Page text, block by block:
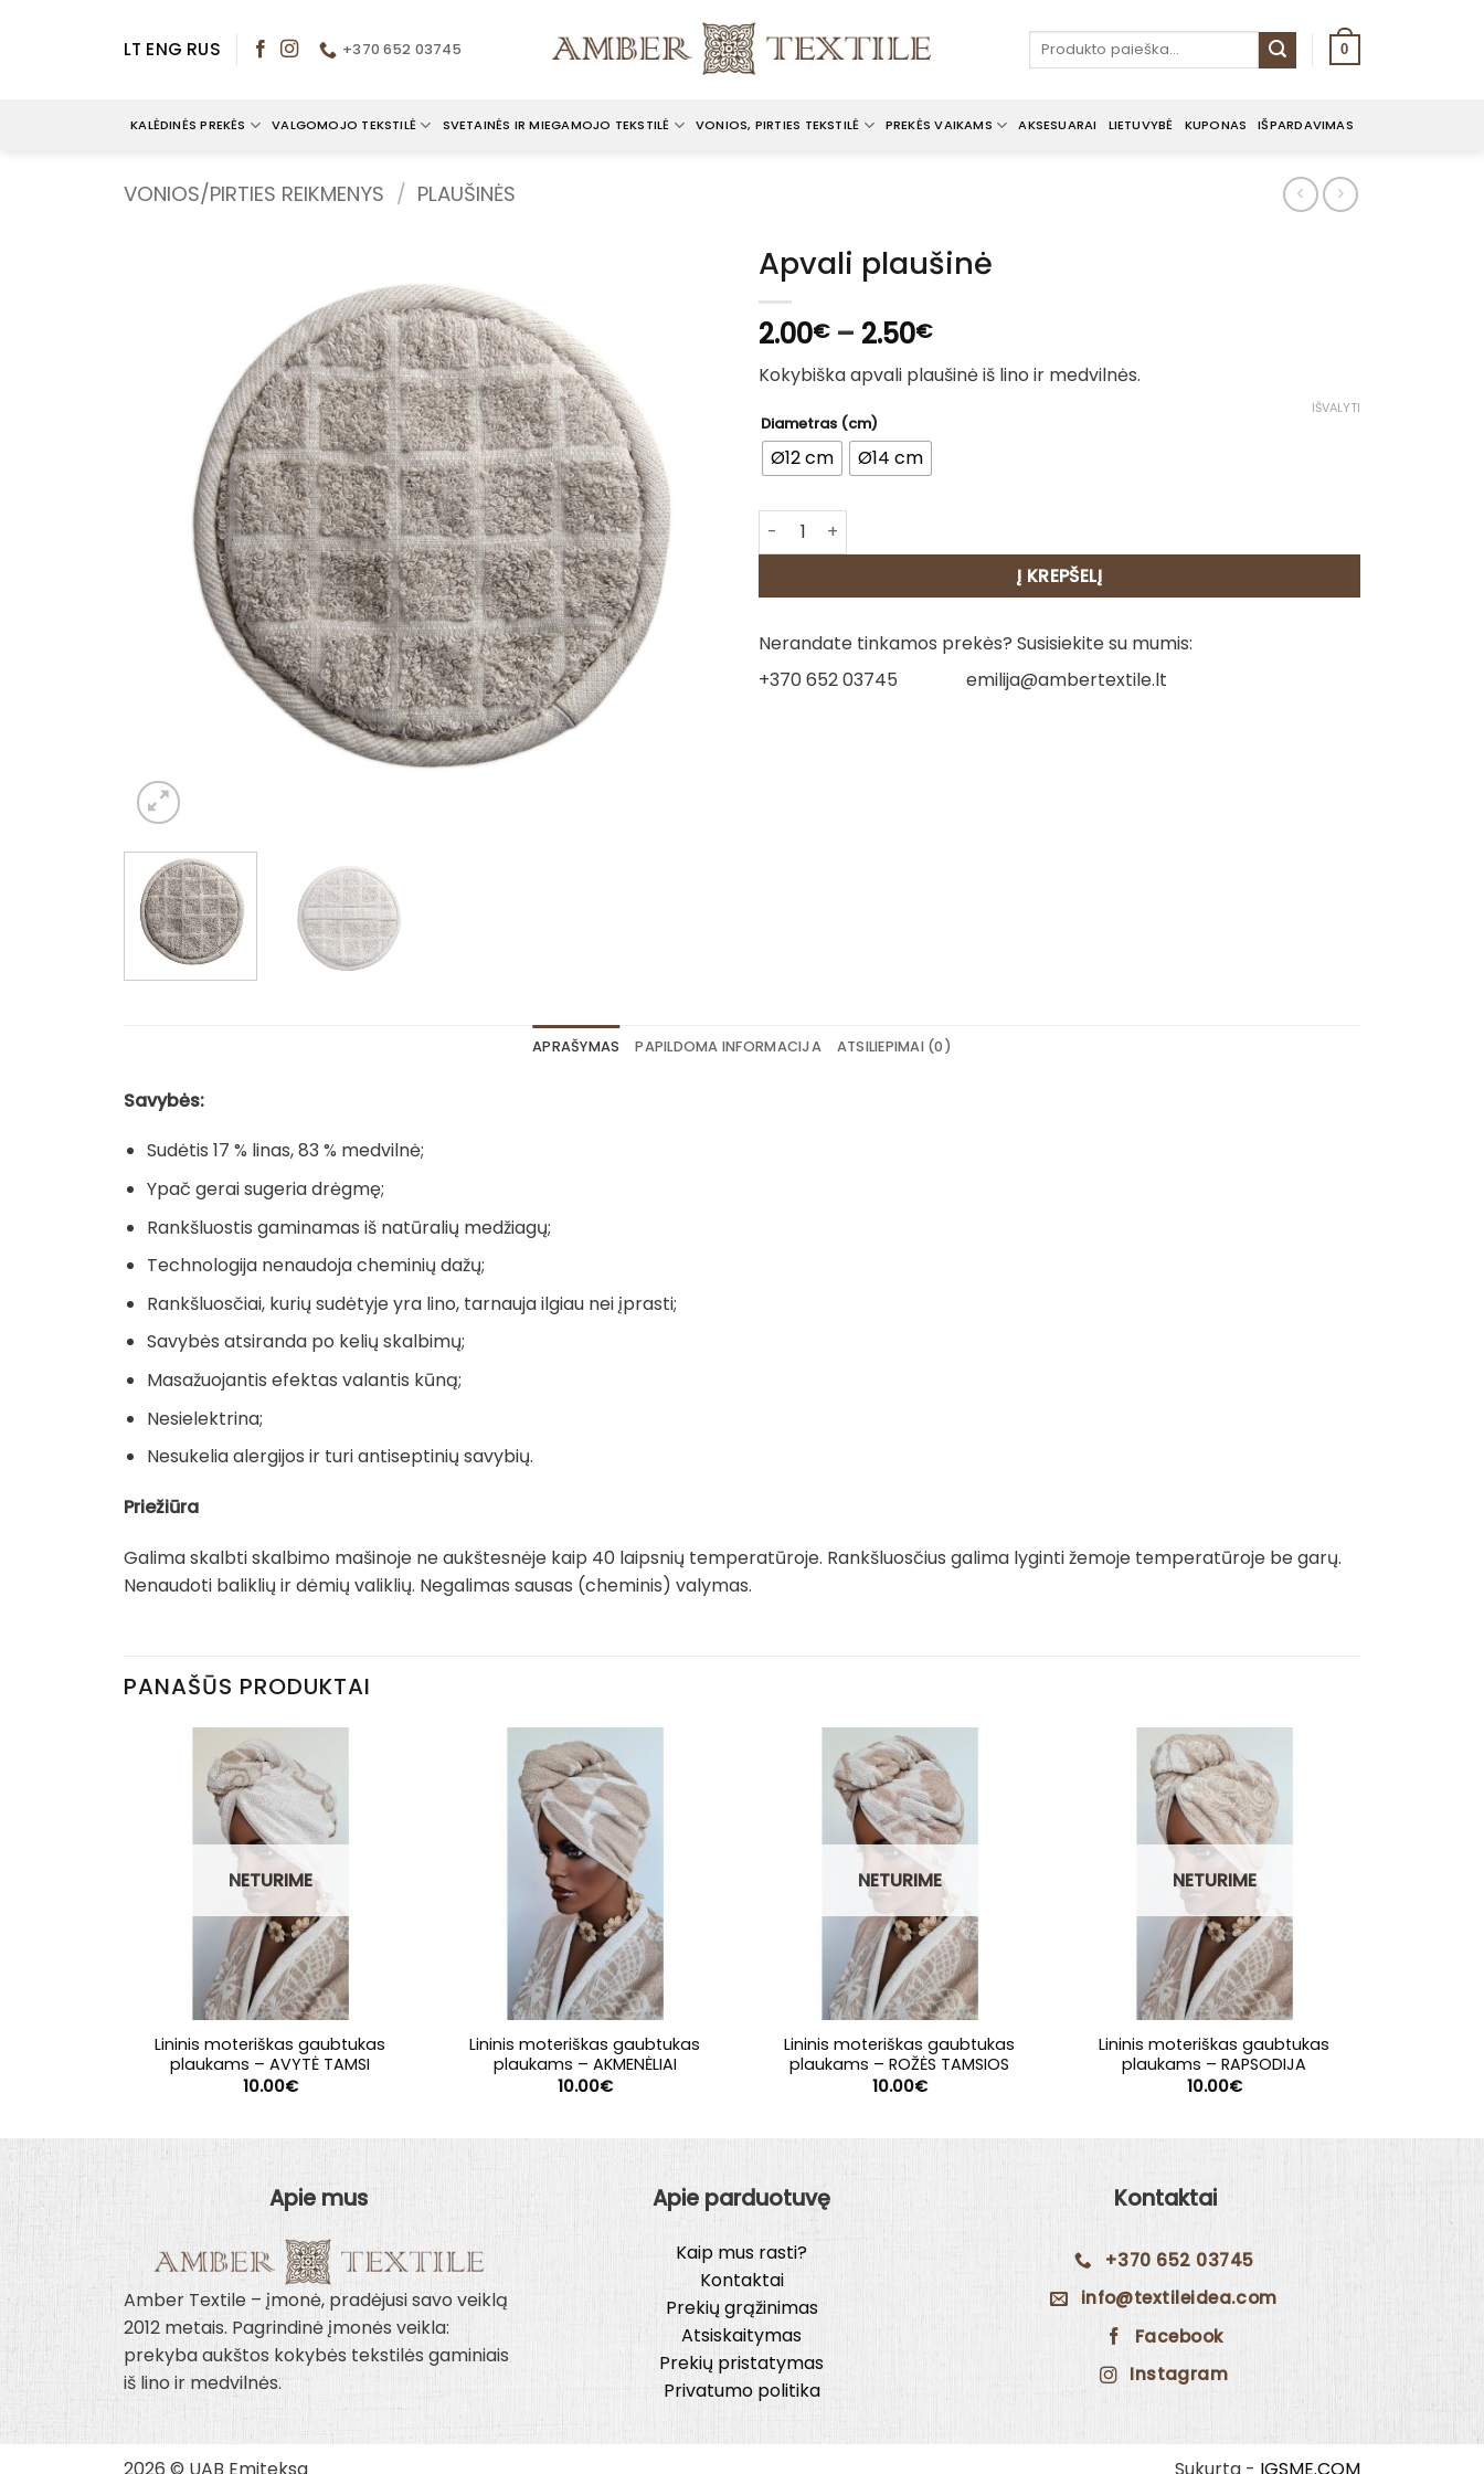
LT ENG RUS +370 652 03745 Ieškoti: 0
KALĖDINĖS PREKĖS VALGOMOJO TEKSTILĖ SVETAINĖS IR MIEGAMOJO TEKSTILĖ VONIOS, PIRTIES TEKSTILĖ PREKĖS VAIKAMS AKSESUARAI LIETUVYBĖ KUPONAS IŠPARDAVIMAS
VONIOS/PIRTIES REIKMENYS / PLAUŠINĖS
Apvali plaušinė
2.00€ – 2.50€Price
range:
2.00€
2.50€
Kokybiška apvali plaušinė iš lino ir medvilnės.
Diametras (cm)
Ø12 cm Ø14 cm
IŠVALYTI
produkto kiekis: Apvali plaušinė
Į KREPŠELĮ
Nerandate tinkamos prekės? Susisiekite su mumis:
+370 652 03745
emilija@ambertextile.lt
APRAŠYMAS PAPILDOMA INFORMACIJA ATSILIEPIMAI (0)
Savybės:
Sudėtis 17 % linas, 83 % medvilnė;
Ypač gerai sugeria drėgmę;
Rankšluostis gaminamas iš natūralių medžiagų;
Technologija nenaudoja cheminių dažų;
Rankšluosčiai, kurių sudėtyje yra lino, tarnauja ilgiau nei įprasti;
Savybės atsiranda po kelių skalbimų;
Masažuojantis efektas valantis kūną;
Nesielektrina;
Nesukelia alergijos ir turi antiseptinių savybių.
Priežiūra
Galima skalbti skalbimo mašinoje ne aukštesnėje kaip 40 laipsnių temperatūroje. Rankšluosčius galima lyginti žemoje temperatūroje be garų.
Nenaudoti baliklių ir dėmių valiklių. Negalimas sausas (cheminis) valymas.
PANAŠŪS PRODUKTAI
NETURIME
Lininis moteriškas gaubtukas
plaukams – AVYTĖ TAMSI
10.00€
Lininis moteriškas gaubtukas
plaukams – AKMENĖLIAI
10.00€
NETURIME
Lininis moteriškas gaubtukas
plaukams – ROŽĖS TAMSIOS
10.00€
NETURIME
Lininis moteriškas gaubtukas
plaukams – RAPSODIJA
10.00€
Apie mus
Amber Textile – įmonė, pradėjusi savo veiklą
2012 metais. Pagrindinė įmonės veikla:
prekyba aukštos kokybės tekstilės gaminiais
iš lino ir medvilnės.
Apie parduotuvę
Kaip mus rasti?
Kontaktai
Prekių grąžinimas
Atsiskaitymas
Prekių pristatymas
Privatumo politika
Kontaktai
+370 652 03745
info@textileidea.com
Facebook
Instagram
2026 © UAB Emiteksa Sukurta - IGSME.COM